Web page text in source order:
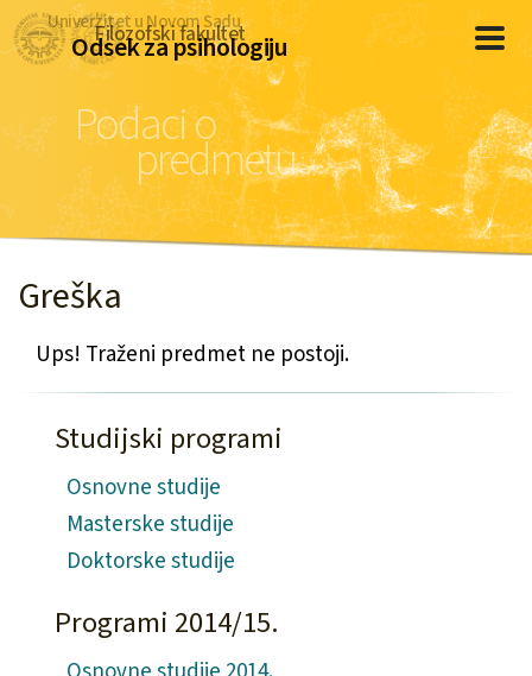
Podaci o
predmetu
Univerzitet u Novom Sadu
Filozofski fakultet
Odsek za psihologiju
Greška
Ups! Traženi predmet ne postoji.
Studijski programi
Osnovne studije
Masterske studije
Doktorske studije
Programi 2014/15.